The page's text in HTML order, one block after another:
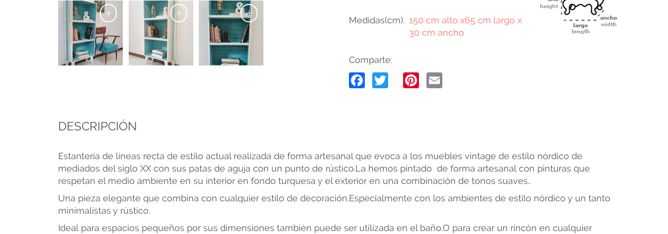
+ + + Medidas(cm)
150 cm alto x65 cm largo x
30 cm ancho
Comparte:
Facebook
TwitterPinterest
DESCRIPCIÓN
Estantería de líneas recta de estilo actual realizada de forma artesanal que evoca a los muebles vintage de estilo nórdico de
mediados del siglo XX con sus patas de aguja con un punto de rústico.La hemos pintado de forma artesanal con pinturas que
respetan el medio ambiente en su interior en fondo turquesa y el exterior en una combinación de tonos suaves..
Una pieza elegante que combina con cualquier estilo de decoración.Especialmente con los ambientes de estilo nórdico y un tanto
minimalistas y rústico.
Ideal para espacios pequeños por sus dimensiones también puede ser utilizada en el baño.O para crear un rincón en cualquier